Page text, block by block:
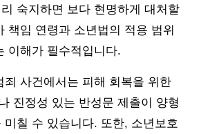
숙지하면 보다 현명하게 대처할
책임 연령과 소년법의 적용 범위
이해가 필수적입니다.
죄 사건에서는 피해 회복을 위한
진정성 있는 반성문 제출이 양형
미칠 수 있습니다. 또한, 소년보호